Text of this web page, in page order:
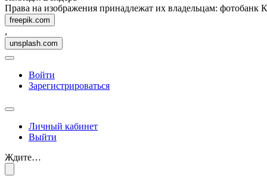
Права на изображения принадлежат их владельцам: фотобанк
freepik.com
,
unsplash.com
Войти
Зарегистрироваться
Личный кабинет
Выйти
Ждите…